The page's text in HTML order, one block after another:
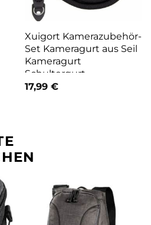
Xuigort Kamerazubehör-
Set Kameragurt aus Seil
Kameragurt
Schultergurt
Handgefertigt, Schwarz,
17,99 €